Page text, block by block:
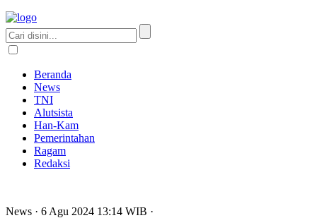
Beranda
News
TNI
Alutsista
Han-Kam
Pemerintahan
Ragam
Redaksi
News · 6 Agu 2024 13:14 WIB ·